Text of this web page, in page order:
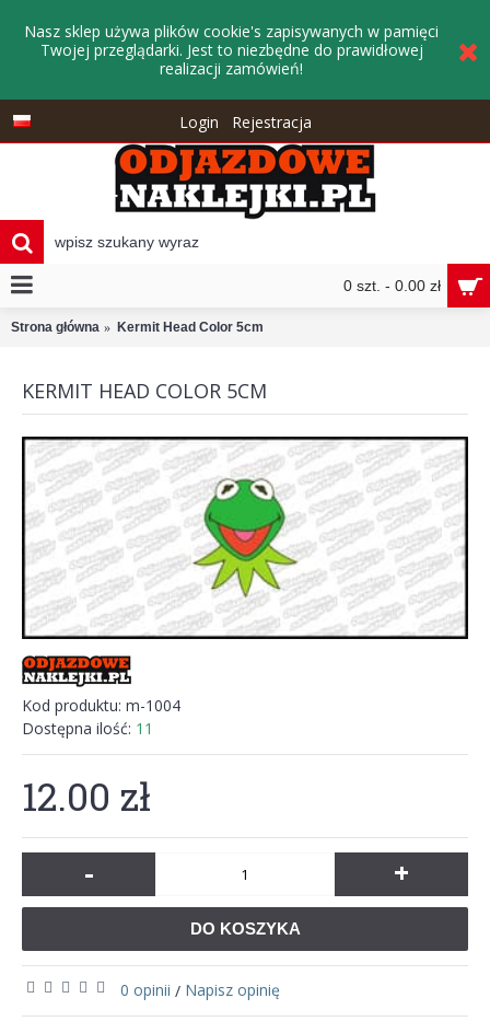
Nasz sklep używa plików cookie's zapisywanych w pamięci
Twojej przeglądarki. Jest to niezbędne do prawidłowej
realizacji zamówień!
Login Rejestracja
0 szt. - 0.00 zł
Strona główna Kermit Head Color 5cm
KERMIT HEAD COLOR 5CM
Kod produktu: m-1004
Dostępna ilość: 11
12.00 zł
- +
DO KOSZYKA
0 opinii / Napisz opinię